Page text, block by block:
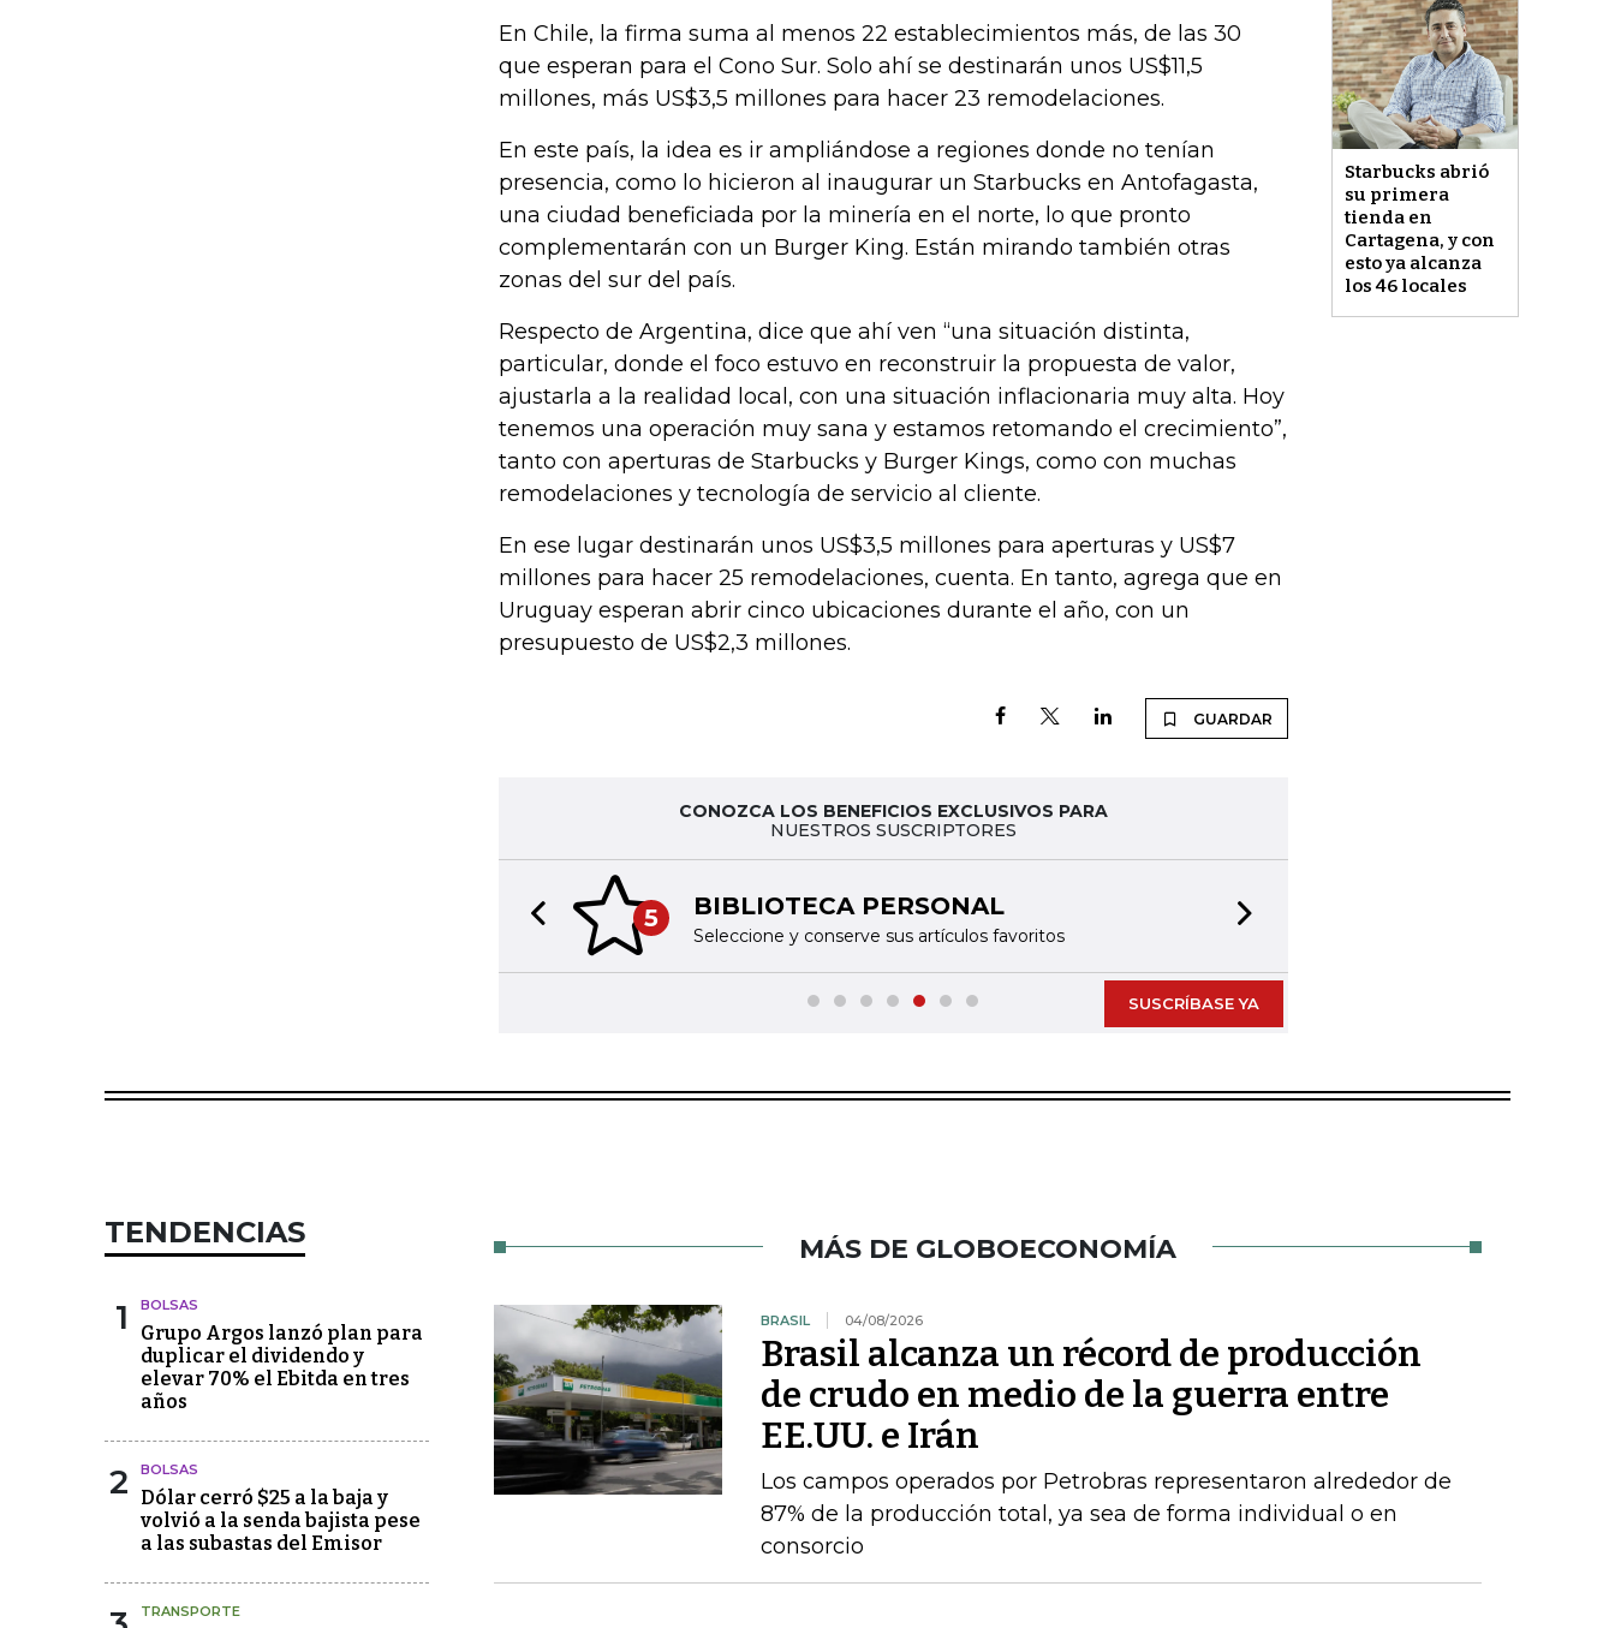
Starbucks abrió
su primera
tienda en
Cartagena, y con
esto ya alcanza
los 46 locales
En Chile, la firma suma al menos 22 establecimientos más, de las 30
que esperan para el Cono Sur. Solo ahí se destinarán unos US$11,5
millones, más US$3,5 millones para hacer 23 remodelaciones.
En este país, la idea es ir ampliándose a regiones donde no tenían
presencia, como lo hicieron al inaugurar un Starbucks en Antofagasta,
una ciudad beneficiada por la minería en el norte, lo que pronto
complementarán con un Burger King. Están mirando también otras
zonas del sur del país.
Respecto de Argentina, dice que ahí ven “una situación distinta,
particular, donde el foco estuvo en reconstruir la propuesta de valor,
ajustarla a la realidad local, con una situación inflacionaria muy alta. Hoy
tenemos una operación muy sana y estamos retomando el crecimiento”,
tanto con aperturas de Starbucks y Burger Kings, como con muchas
remodelaciones y tecnología de servicio al cliente.
En ese lugar destinarán unos US$3,5 millones para aperturas y US$7
millones para hacer 25 remodelaciones, cuenta. En tanto, agrega que en
Uruguay esperan abrir cinco ubicaciones durante el año, con un
presupuesto de US$2,3 millones.
GUARDAR
CONOZCA LOS BENEFICIOS EXCLUSIVOS PARA
NUESTROS SUSCRIPTORES
5 BIBLIOTECA PERSONAL
Seleccione y conserve sus artículos favoritos
Previous slide
SUSCRÍBASE YA
TENDENCIAS
1 BOLSAS
Grupo Argos lanzó plan para
duplicar el dividendo y
elevar 70% el Ebitda en tres
años
2 BOLSAS
Dólar cerró $25 a la baja y
volvió a la senda bajista pese
a las subastas del Emisor
TRANSPORTE
MÁS DE GLOBOECONOMÍA
BRASIL 04/08/2026
Brasil alcanza un récord de producción
de crudo en medio de la guerra entre
EE.UU. e Irán
Los campos operados por Petrobras representaron alrededor de
87% de la producción total, ya sea de forma individual o en
consorcio